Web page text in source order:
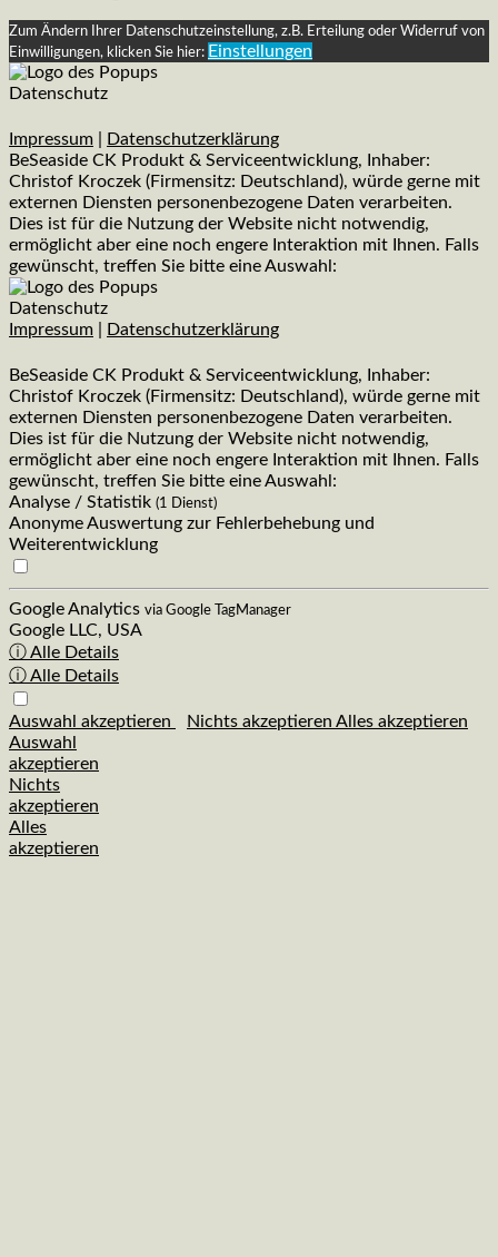
Zum Ändern Ihrer Datenschutzeinstellung, z.B. Erteilung oder Widerruf von
Einwilligungen, klicken Sie hier: Einstellungen
Datenschutz
Impressum
Datenschutzerklärung
BeSeaside CK Produkt & Serviceentwicklung, Inhaber:
Christof Kroczek (Firmensitz: Deutschland), würde gerne mit
externen Diensten personenbezogene Daten verarbeiten.
Dies ist für die Nutzung der Website nicht notwendig,
ermöglicht aber eine noch engere Interaktion mit Ihnen. Falls
gewünscht, treffen Sie bitte eine Auswahl:
Datenschutz
Impressum
Datenschutzerklärung
BeSeaside CK Produkt & Serviceentwicklung, Inhaber:
Christof Kroczek (Firmensitz: Deutschland), würde gerne mit
externen Diensten personenbezogene Daten verarbeiten.
Dies ist für die Nutzung der Website nicht notwendig,
ermöglicht aber eine noch engere Interaktion mit Ihnen. Falls
gewünscht, treffen Sie bitte eine Auswahl:
Analyse / Statistik (1 Dienst)
Anonyme Auswertung zur Fehlerbehebung und
Weiterentwicklung
Google Analytics via Google TagManager
Google LLC, USA
ⓘ Alle Details
ⓘ Alle Details
Auswahl akzeptieren Nichts akzeptieren Alles akzeptieren
Auswahl
akzeptieren
Nichts
akzeptieren
Alles
akzeptieren